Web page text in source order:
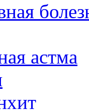
астма